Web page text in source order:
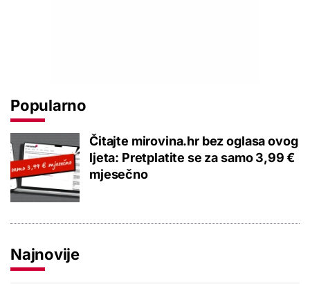
Popularno
Čitajte mirovina.hr bez oglasa ovog
ljeta: Pretplatite se za samo 3,99 €
mjesečno
Najnovije